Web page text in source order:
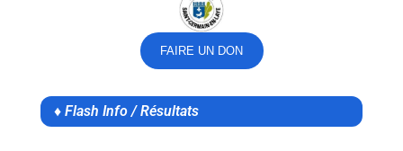
FAIRE UN DON
♦ Flash Info / Résultats